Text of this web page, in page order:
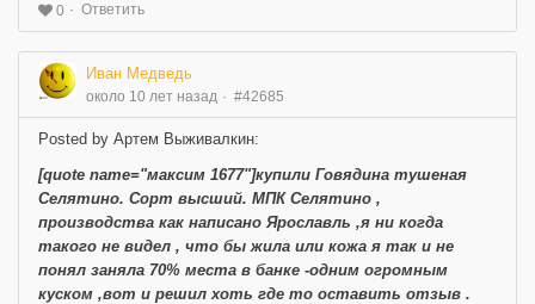
0 Ответить
Иван Медведь
около 10 лет назад #42685
Posted by Артем Выживалкин:
[quote name="максим 1677"]купили Говядина тушеная
Селятино. Сорт высший. МПК Селятино ,
производства как написано Ярославль ,я ни когда
такого не видел , что бы жила или кожа я так и не
понял заняла 70% места в банке -одним огромным
куском ,вот и решил хоть где то оставить отзыв .